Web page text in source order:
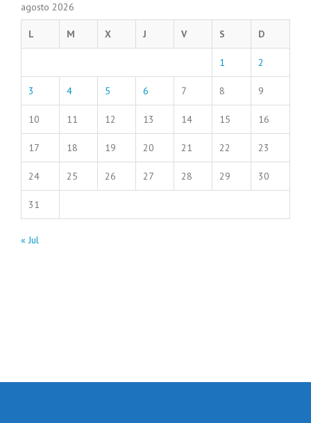
agosto 2026
L M X J V S D
1 2
3 4 5 6 7 8 9
10 11 12 13 14 15 16
17 18 19 20 21 22 23
24 25 26 27 28 29 30
31
« Jul